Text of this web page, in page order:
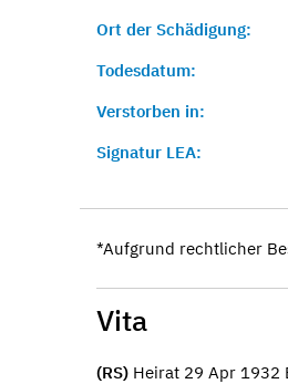
Ort der Schädigung:
Todesdatum:
Verstorben in:
Signatur LEA:
*Aufgrund rechtlicher
Vita
(RS) Heirat 29 Apr 1932